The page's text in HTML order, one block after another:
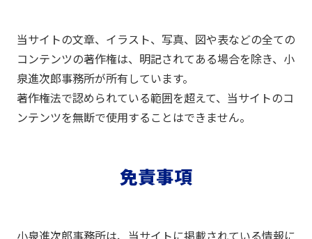
当サイトの文章、イラスト、写真、図や表などの全ての
コンテンツの著作権は、明記されてある場合を除き、小
泉進次郎事務所が所有しています。
著作権法で認められている範囲を超えて、当サイトのコ
ンテンツを無断で使用することはできません。
免責事項
小泉進次郎事務所は、当サイトに掲載されている情報に